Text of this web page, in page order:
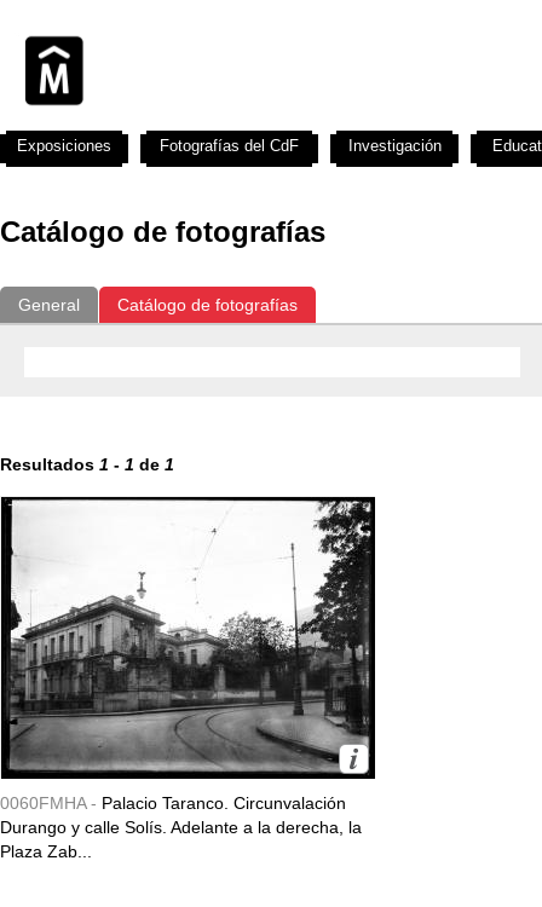
Catálogo de fotografías
General Catálogo de fotografías
Resultados 1 - 1 de 1
0060FMHA - Palacio Taranco. Circunvalación
Durango y calle Solís. Adelante a la derecha, la
Plaza Zab...
Exposiciones Fotografías del CdF Investigación